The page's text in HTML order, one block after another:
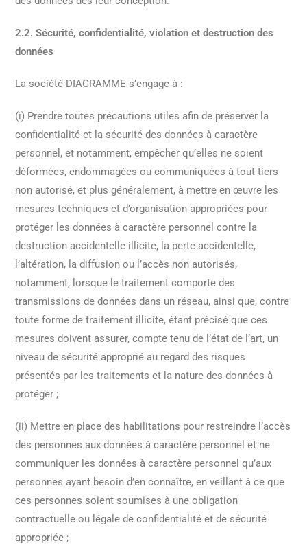
2.2. Sécurité, confidentialité, violation et destruction des
données
La société DIAGRAMME s’engage à :
(i) Prendre toutes précautions utiles afin de préserver la
confidentialité et la sécurité des données à caractère
personnel, et notamment, empêcher qu’elles ne soient
déformées, endommagées ou communiquées à tout tiers
non autorisé, et plus généralement, à mettre en œuvre les
mesures techniques et d’organisation appropriées pour
protéger les données à caractère personnel contre la
destruction accidentelle illicite, la perte accidentelle,
l’altération, la diffusion ou l’accès non autorisés,
notamment, lorsque le traitement comporte des
transmissions de données dans un réseau, ainsi que, contre
toute forme de traitement illicite, étant précisé que ces
mesures doivent assurer, compte tenu de l’état de l’art, un
niveau de sécurité approprié au regard des risques
présentés par les traitements et la nature des données à
protéger ;
(ii) Mettre en place des habilitations pour restreindre l’accès
des personnes aux données à caractère personnel et ne
communiquer les données à caractère personnel qu’aux
personnes ayant besoin d’en connaître, en veillant à ce que
ces personnes soient soumises à une obligation
contractuelle ou légale de confidentialité et de sécurité
appropriée ;